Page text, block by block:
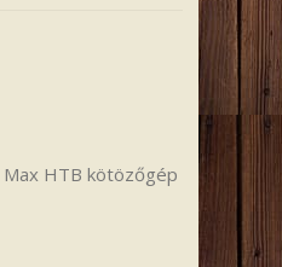
Max HTB kötözőgép